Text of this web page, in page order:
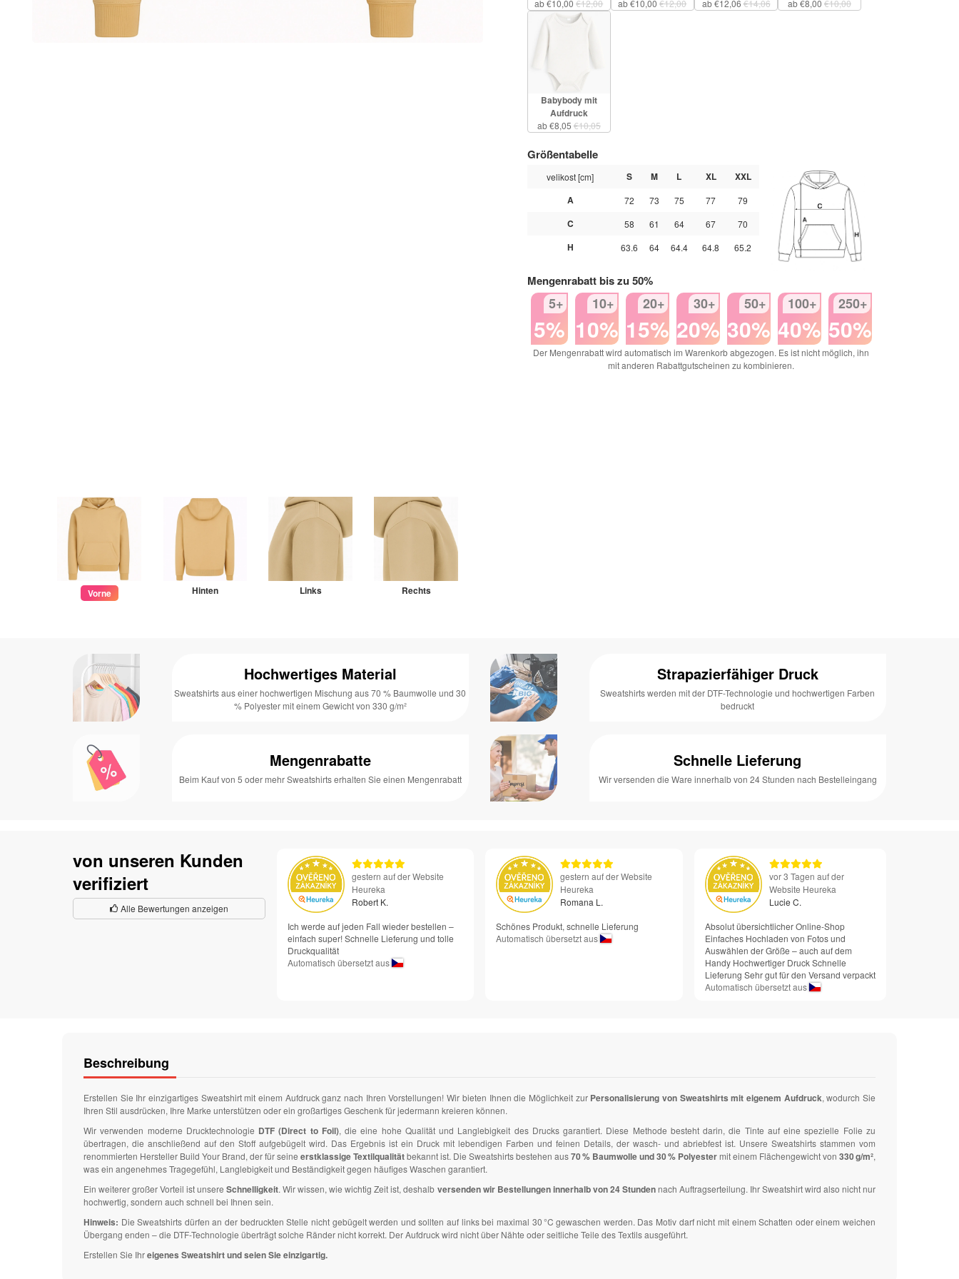
Vorne Hinten Links Rechts
ab €10,00€12,00 ab €10,00€12,00 ab €12,06€14,06 ab €8,00€10,00
Babybody mit
Aufdruck
ab €8,05 €10,05
Größentabelle
velikost [cm] S M L XL
XXL
A
72 73 75 77 79
C 58 61 64 67 70
H 63.6 64 64.4 64.8 65.2
Mengenrabatt bis zu 50%
5+
5%
10+
10%
20+
15%
30+
20%
50+
30%
100+
40%
250+
50%
Der Mengenrabatt wird automatisch im Warenkorb abgezogen. Es ist nicht möglich, ihn
mit anderen Rabattgutscheinen zu kombinieren.
Hochwertiges Material
Sweatshirts aus einer hochwertigen Mischung aus 70 % Baumwolle und 30
% Polyester mit einem Gewicht von 330 g/m²
Strapazierfähiger Druck
Sweatshirts werden mit der DTF-Technologie und hochwertigen Farben
bedruckt
Mengenrabatte
Beim Kauf von 5 oder mehr Sweatshirts erhalten Sie einen Mengenrabatt
Schnelle Lieferung
Wir versenden die Ware innerhalb von 24 Stunden nach Bestelleingang
von unseren Kunden
verifiziert
Alle Bewertungen anzeigen
gestern auf der Website
Heureka
Robert K.
Ich werde auf jeden Fall wieder bestellen –
einfach super! Schnelle Lieferung und tolle
Druckqualität
Automatisch übersetzt aus
gestern auf der Website
Heureka
Romana L.
Schönes Produkt, schnelle Lieferung
Automatisch übersetzt aus
vor 3 Tagen auf der
Website Heureka
Lucie C.
Absolut übersichtlicher Online-Shop
Einfaches Hochladen von Fotos und
Auswählen der Größe – auch auf dem
Handy Hochwertiger Druck Schnelle
Lieferung Sehr gut für den Versand verpackt
Automatisch übersetzt aus
Beschreibung
Erstellen Sie Ihr einzigartiges Sweatshirt mit einem Aufdruck ganz nach Ihren Vorstellungen! Wir bieten Ihnen die Möglichkeit zur Personalisierung von Sweatshirts mit eigenem Aufdruck, wodurch Sie
Ihren Stil ausdrücken, Ihre Marke unterstützen oder ein großartiges Geschenk für jedermann kreieren können.
Wir verwenden moderne Drucktechnologie DTF (Direct to Foil), die eine hohe Qualität und Langlebigkeit des Drucks garantiert. Diese Methode besteht darin, die Tinte auf eine spezielle Folie zu
übertragen, die anschließend auf den Stoff aufgebügelt wird. Das Ergebnis ist ein Druck mit lebendigen Farben und feinen Details, der wasch- und abriebfest ist. Unsere Sweatshirts stammen vom
renommierten Hersteller Build Your Brand, der für seine erstklassige Textilqualitätbekannt ist. Die Sweatshirts bestehen aus70 % Baumwolle und 30 % Polyester mit einem Flächengewicht von 330 g/m²,
was ein angenehmes Tragegefühl, Langlebigkeit und Beständigkeit gegen häufiges Waschen garantiert.
Ein weiterer großer Vorteil ist unsereSchnelligkeit. Wir wissen, wie wichtig Zeit ist, deshalb versenden wir Bestellungen innerhalb von 24 Stundennach Auftragserteilung. Ihr Sweatshirt wird also nicht nur
hochwertig, sondern auch schnell bei Ihnen sein.
Hinweis: Die Sweatshirts dürfen an der bedruckten Stelle nicht gebügelt werden und sollten auf links bei maximal 30 °C gewaschen werden. Das Motiv darf nicht mit einem Schatten oder einem weichen
Übergang enden – die DTF-Technologie überträgt solche Ränder nicht korrekt. Der Aufdruck wird nicht über Nähte oder seitliche Teile des Textils ausgeführt.
Erstellen Sie Ihreigenes Sweatshirt und seien Sie einzigartig.